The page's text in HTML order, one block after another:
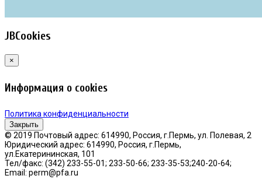
JBCookies
×
Информация о cookies
Политика конфиденциальности
Закрыть
© 2019 Почтовый адрес: 614990, Россия, г.Пермь, ул. Полевая, 2
Юридический адрес: 614990, Россия, г.Пермь,
ул.Екатерининская, 101
Тел/факс: (342) 233-55-01; 233-50-66; 233-35-53;240-20-64;
Email: perm@pfa.ru